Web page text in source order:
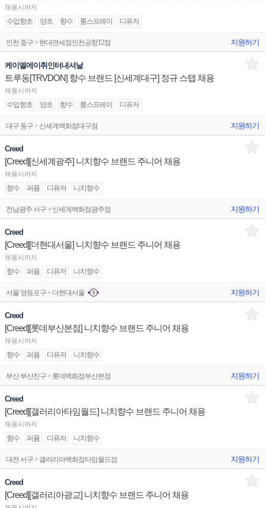
채용시까지
수입향초 양초 향수 룸스프레이 디퓨저
인천 중구 > 현대면세점인천공항T2점 지원하기
케이엘에이취인터내셔날
트루동[TRVDON] 향수 브랜드 [신세계대구] 정규 스탭 채용
채용시까지
수입향초 양초 향수 룸스프레이 디퓨저
대구 동구 > 신세계백화점대구점 지원하기
Creed
[Creed][신세계광주] 니치향수 브랜드 주니어 채용
채용시까지
향수 퍼퓸 디퓨저 니치향수
전남광주 서구 > 신세계백화점광주점 지원하기
Creed
[Creed][더현대서울] 니치향수 브랜드 주니어 채용
채용시까지
향수 퍼퓸 디퓨저 니치향수
서울 영등포구 > 더현대서울 지원하기
Creed
[Creed][롯데부산본점] 니치향수 브랜드 주니어 채용
채용시까지
향수 퍼퓸 디퓨저 니치향수
부산 부산진구 > 롯데백화점부산본점 지원하기
Creed
[Creed][갤러리아타임월드] 니치향수 브랜드 주니어 채용
채용시까지
향수 퍼퓸 디퓨저 니치향수
대전 서구 > 갤러리아백화점타임월드점 지원하기
Creed
[Creed][갤러리아광교] 니치향수 브랜드 주니어 채용